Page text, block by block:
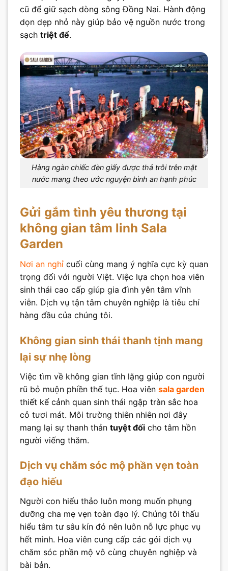
cũ để giữ sạch dòng sông Đồng Nai. Hành động
dọn dẹp nhỏ này giúp bảo vệ nguồn nước trong
sạch triệt để.
Hàng ngàn chiếc đèn giấy được thả trôi trên mặt
nước mang theo ước nguyện bình an hạnh phúc
Gửi gắm tình yêu thương tại
không gian tâm linh Sala
Garden
Nơi an nghỉ cuối cùng mang ý nghĩa cực kỳ quan
trọng đối với người Việt. Việc lựa chọn hoa viên
sinh thái cao cấp giúp gia đình yên tâm vĩnh
viễn. Dịch vụ tận tâm chuyên nghiệp là tiêu chí
hàng đầu của chúng tôi.
Không gian sinh thái thanh tịnh mang
lại sự nhẹ lòng
Việc tìm về không gian tĩnh lặng giúp con người
rũ bỏ muộn phiền thế tục. Hoa viên sala garden
thiết kế cảnh quan sinh thái ngập tràn sắc hoa
cỏ tươi mát. Môi trường thiên nhiên nơi đây
mang lại sự thanh thản tuyệt đối cho tâm hồn
người viếng thăm.
Dịch vụ chăm sóc mộ phần vẹn toàn
đạo hiếu
Người con hiếu thảo luôn mong muốn phụng
dưỡng cha mẹ vẹn toàn đạo lý. Chúng tôi thấu
hiểu tâm tư sâu kín đó nên luôn nỗ lực phục vụ
hết mình. Hoa viên cung cấp các gói dịch vụ
chăm sóc phần mộ vô cùng chuyên nghiệp và
bài bản.